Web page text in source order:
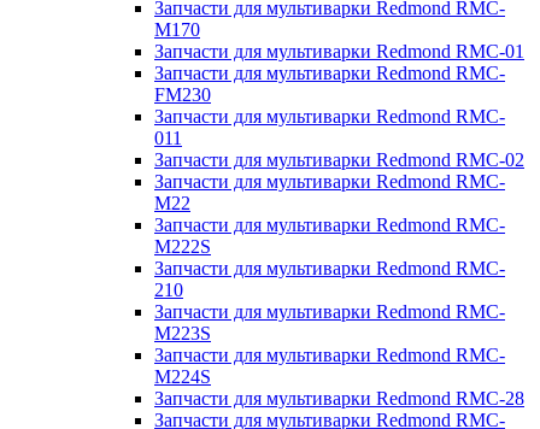
Запчасти для мультиварки Redmond RMC-
M170
Запчасти для мультиварки Redmond RMC-01
Запчасти для мультиварки Redmond RMC-
FM230
Запчасти для мультиварки Redmond RMC-
011
Запчасти для мультиварки Redmond RMC-02
Запчасти для мультиварки Redmond RMC-
M22
Запчасти для мультиварки Redmond RMC-
M222S
Запчасти для мультиварки Redmond RMC-
210
Запчасти для мультиварки Redmond RMC-
M223S
Запчасти для мультиварки Redmond RMC-
M224S
Запчасти для мультиварки Redmond RMC-28
Запчасти для мультиварки Redmond RMC-